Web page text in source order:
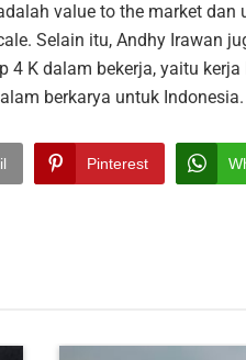
value to the market
Selain itu, Andhy Irawan
4 K dalam bekerja, yaitu
berkarya untuk Indonesia.
Pinterest